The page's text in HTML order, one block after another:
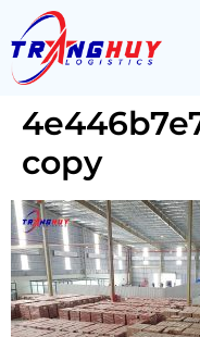
copy